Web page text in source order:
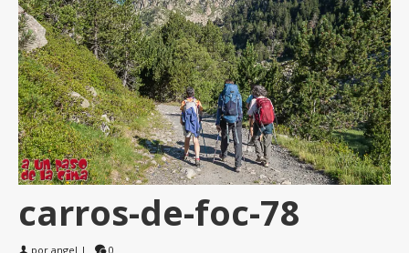
carros-de-foc-78
por angel | 0